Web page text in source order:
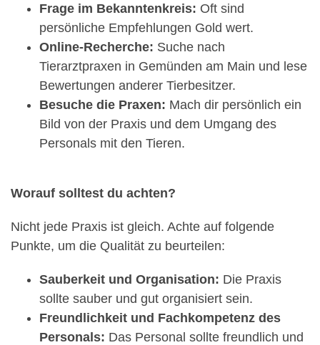
Frage im Bekanntenkreis: Oft sind
persönliche Empfehlungen Gold wert.
Online-Recherche: Suche nach
Tierarztpraxen in Gemünden am Main und lese
Bewertungen anderer Tierbesitzer.
Besuche die Praxen: Mach dir persönlich ein
Bild von der Praxis und dem Umgang des
Personals mit den Tieren.
Worauf solltest du achten?
Nicht jede Praxis ist gleich. Achte auf folgende
Punkte, um die Qualität zu beurteilen:
Sauberkeit und Organisation: Die Praxis
sollte sauber und gut organisiert sein.
Freundlichkeit und Fachkompetenz des
Personals: Das Personal sollte freundlich und